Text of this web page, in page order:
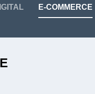
E-COMMERCE